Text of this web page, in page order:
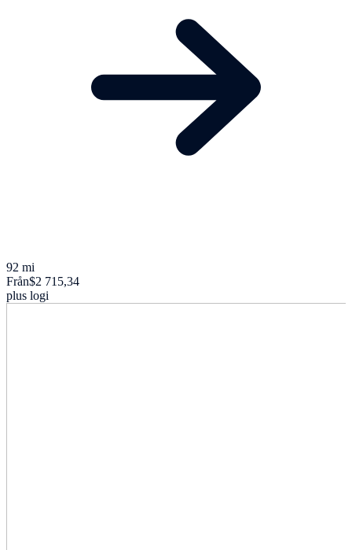
92 mi
Från$2 715,34
plus logi